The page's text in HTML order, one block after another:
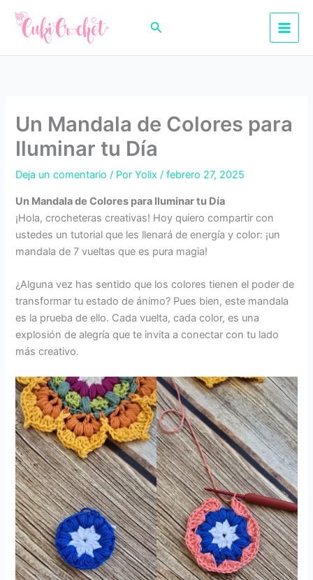
contenido
Buscar
Un Mandala de Colores para
Iluminar tu Día
Deja un comentario / PorYolix/febrero 27, 2025
Un Mandala de Colores para Iluminar tu Día
¡Hola, crocheteras creativas! Hoy quiero compartir con
ustedes un tutorial que les llenará de energía y color: ¡un
mandala de 7 vueltas que es pura magia!
¿Alguna vez has sentido que los colores tienen el poder de
transformar tu estado de ánimo? Pues bien, este mandala
es la prueba de ello. Cada vuelta, cada color, es una
explosión de alegría que te invita a conectar con tu lado
más creativo.